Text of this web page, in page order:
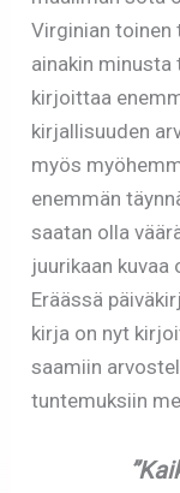
Virginian toinen
ainakin minusta
kirjoittaa
kirjallisuuden
myös
enemmän
saatan olla
juurikaan
Eräässä
kirja on nyt
saamiin
tuntemuksiin